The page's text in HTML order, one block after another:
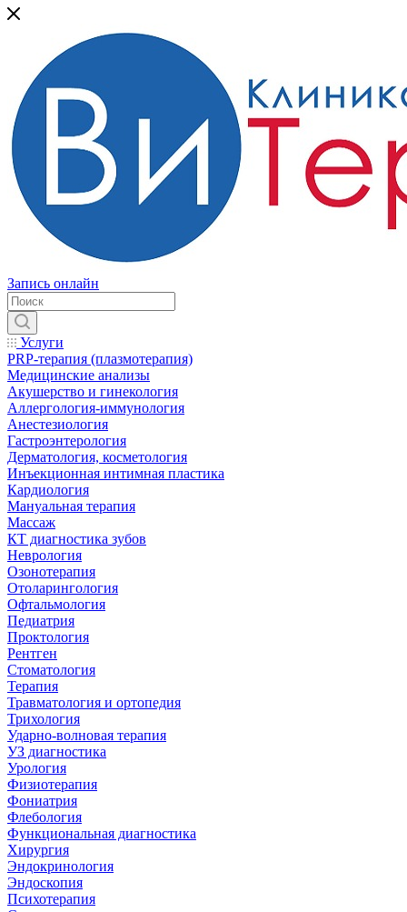
Запись онлайн
Услуги
PRP-терапия (плазмотерапия)
Медицинские анализы
Акушерство и гинекология
Аллергология-иммунология
Анестезиология
Гастроэнтерология
Дерматология, косметология
Инъекционная интимная пластика
Кардиология
Мануальная терапия
Массаж
КТ диагностика зубов
Неврология
Озонотерапия
Отоларингология
Офтальмология
Педиатрия
Проктология
Рентген
Стоматология
Терапия
Травматология и ортопедия
Трихология
Ударно-волновая терапия
УЗ диагностика
Урология
Физиотерапия
Фониатрия
Флебология
Функциональная диагностика
Хирургия
Эндокринология
Эндоскопия
Психотерапия